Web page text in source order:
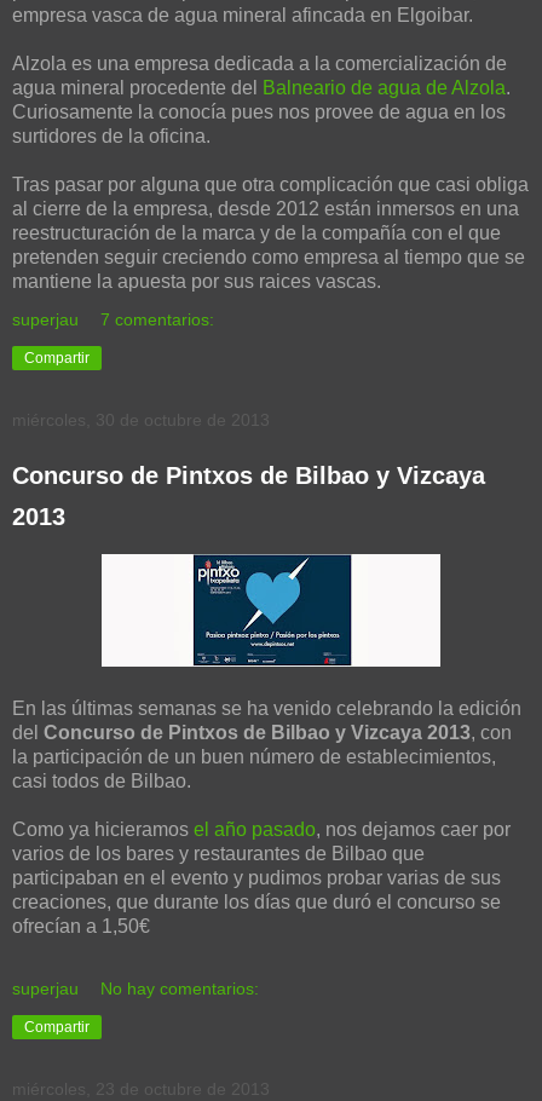
empresa vasca de agua mineral afincada en Elgoibar.
Alzola es una empresa dedicada a la comercialización de
agua mineral procedente del
Balneario de agua de Alzola.
Curiosamente la conocía pues nos provee de agua en los
surtidores de la oficina.
Tras pasar por alguna que otra complicación que casi obliga
al cierre de la empresa, desde 2012 están inmersos en una
reestructuración de la marca y de la compañía con el que
pretenden seguir creciendo como empresa al tiempo que se
mantiene la apuesta por sus raices vascas.
superjau 7 comentarios:
Compartir
miércoles, 30 de octubre de 2013
Concurso de Pintxos de Bilbao y Vizcaya
2013
En las últimas semanas se ha venido celebrando la edición
del Concurso de Pintxos de Bilbao y Vizcaya 2013, con
la participación de un buen número de establecimientos,
casi todos de Bilbao.
Como ya hicieramos el año pasado, nos dejamos caer por
varios de los bares y restaurantes de Bilbao que
participaban en el evento y pudimos probar varias de sus
creaciones, que durante los días que duró el concurso se
ofrecían a 1,50€
superjau No hay comentarios:
Compartir
miércoles, 23 de octubre de 2013